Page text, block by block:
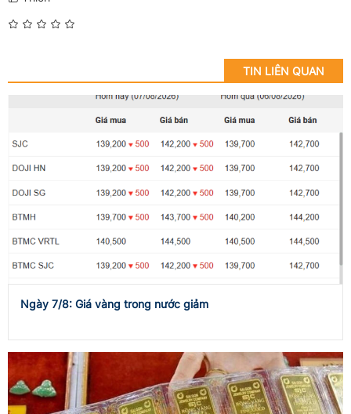
TIN LIÊN QUAN
Ngày 7/8: Giá vàng trong nước giảm